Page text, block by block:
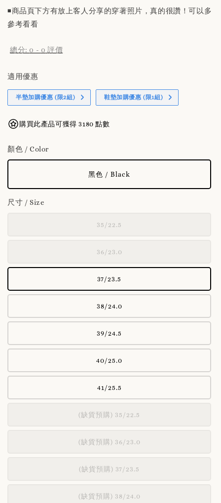
◾️商品頁下方有放上客人分享的穿著照片，真的很讚！可以多
參考看看
總分: 0 - 0 評價
適用優惠
半墊加購優惠 (限2組) 鞋墊加購優惠 (限1組)
購買此產品可獲得 3180 點數
顏色 / Color
黑色 / Black
尺寸 / Size
35/22.5
36/23.0
37/23.5
38/24.0
39/24.5
40/25.0
41/25.5
(缺貨預購) 35/22.5
(缺貨預購) 36/23.0
(缺貨預購) 37/23.5
(缺貨預購) 38/24.0